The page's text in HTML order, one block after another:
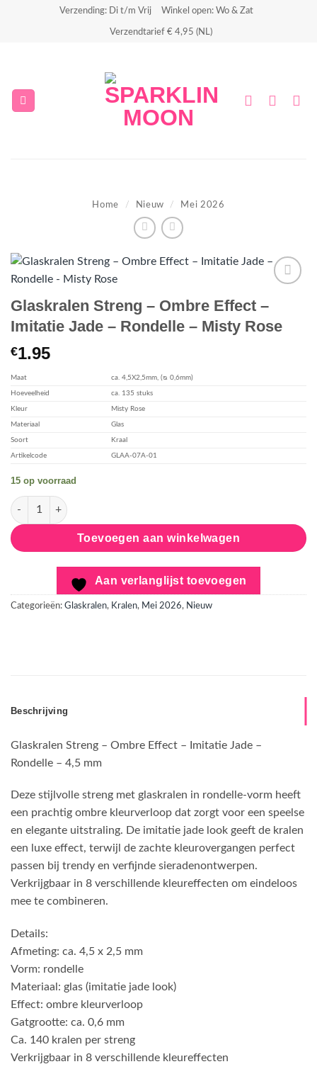
Verzending: Di t/m Vrij Winkel open: Wo & Zat
Verzendtarief € 4,95 (NL)
Home / Nieuw / Mei 2026
Aan
toevoegen
Glaskralen Streng – Ombre Effect –
Imitatie Jade – Rondelle – Misty Rose
€1.95
Maat ca. 4,5X2,5mm, (ᴓ 0,6mm)
Hoeveelheid ca. 135 stuks
Kleur Misty Rose
Materiaal Glas
Soort Kraal
Artikelcode GLAA-07A-01
15 op voorraad
Glaskralen Streng – Ombre Effect – Imitatie Jade – Rondelle -
Toevoegen aan winkelwagen
Aan verlanglijst toevoegen
Categorieën: Glaskralen, Kralen, Mei 2026, Nieuw
Beschrijving
Glaskralen Streng – Ombre Effect – Imitatie Jade –
Rondelle – 4,5 mm
Deze stijlvolle streng met glaskralen in rondelle-vorm heeft
een prachtig ombre kleurverloop dat zorgt voor een speelse
en elegante uitstraling. De imitatie jade look geeft de kralen
een luxe effect, terwijl de zachte kleurovergangen perfect
passen bij trendy en verfijnde sieradenontwerpen.
Verkrijgbaar in 8 verschillende kleureffecten om eindeloos
mee te combineren.
Details:
Afmeting: ca. 4,5 x 2,5 mm
Vorm: rondelle
Materiaal: glas (imitatie jade look)
Effect: ombre kleurverloop
Gatgrootte: ca. 0,6 mm
Ca. 140 kralen per streng
Verkrijgbaar in 8 verschillende kleureffecten